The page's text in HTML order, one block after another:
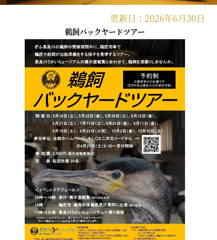
更新日：2026年6月30日
鵜飼バックヤードツアー